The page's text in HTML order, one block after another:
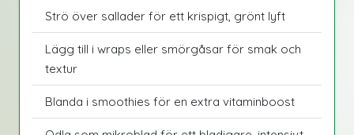
Strö över sallader för ett krispigt, grönt lyft
Lägg till i wraps eller smörgåsar för smak och
textur
Blanda i smoothies för en extra vitaminboost